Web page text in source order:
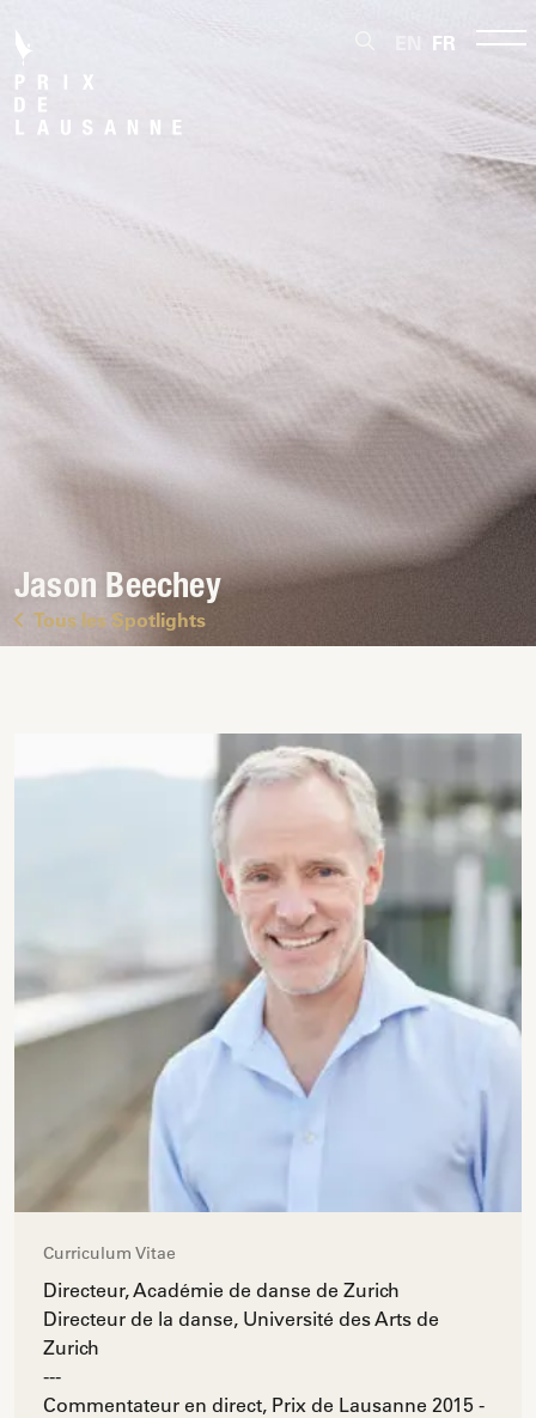
FR
Jason Beechey
Tous les Spotlights
Curriculum Vitae
Directeur, Académie de danse de Zurich
Directeur de la danse, Université des Arts de
Zurich
---
Commentateur en direct, Prix de Lausanne 2015 -